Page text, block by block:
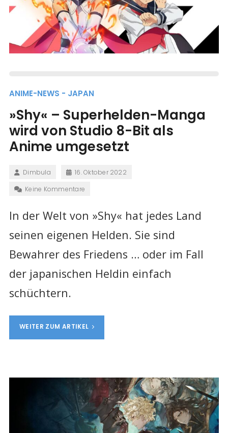
ANIME-NEWS - JAPAN
»Shy« – Superhelden-Manga
wird von Studio 8-Bit als
Anime umgesetzt
Dimbula
16. Oktober 2022
Keine Kommentare
In der Welt von »Shy« hat jedes Land
seinen eigenen Helden. Sie sind
Bewahrer des Friedens … oder im Fall
der japanischen Heldin einfach
schüchtern.
WEITER ZUM ARTIKEL